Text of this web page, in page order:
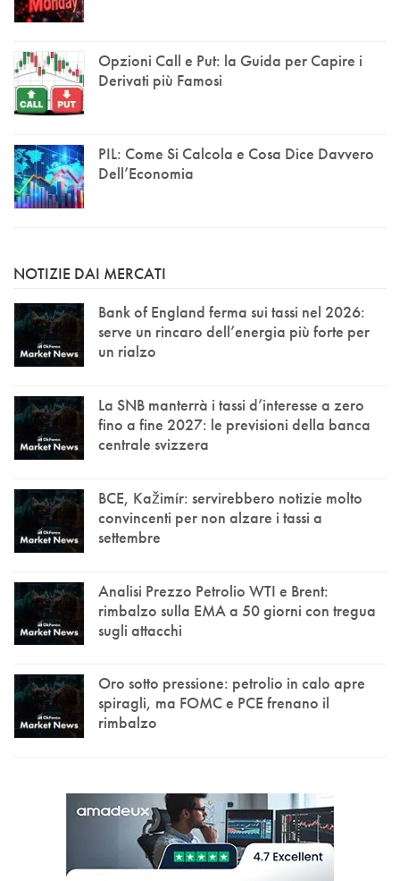
Opzioni Call e Put: la Guida per Capire i
Derivati più Famosi
PIL: Come Si Calcola e Cosa Dice Davvero
Dell’Economia
NOTIZIE DAI MERCATI
Bank of England ferma sui tassi nel 2026:
serve un rincaro dell’energia più forte per
un rialzo
La SNB manterrà i tassi d’interesse a zero
fino a fine 2027: le previsioni della banca
centrale svizzera
BCE, Kažimír: servirebbero notizie molto
convincenti per non alzare i tassi a
settembre
Analisi Prezzo Petrolio WTI e Brent:
rimbalzo sulla EMA a 50 giorni con tregua
sugli attacchi
Oro sotto pressione: petrolio in calo apre
spiragli, ma FOMC e PCE frenano il
rimbalzo